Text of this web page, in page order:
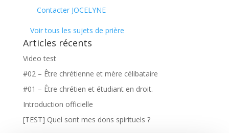
Contacter JOCELYNE
Voir tous les sujets de prière
Articles récents
Video test
#02 – Être chrétienne et mère célibataire
#01 – Être chrétien et étudiant en droit.
Introduction officielle
[TEST] Quel sont mes dons spirituels ?